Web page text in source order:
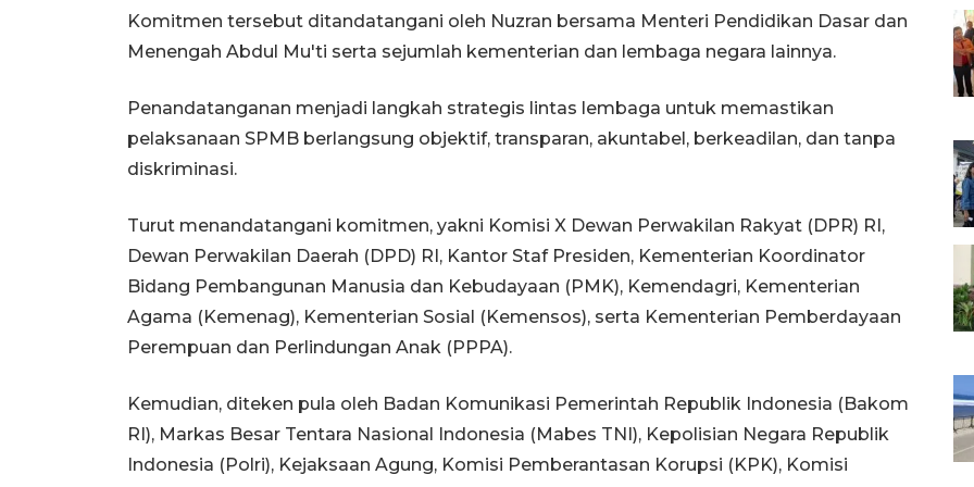
Komitmen tersebut ditandatangani oleh Nuzran bersama Menteri Pendidikan Dasar dan
Menengah Abdul Mu'ti serta sejumlah kementerian dan lembaga negara lainnya.
Penandatanganan menjadi langkah strategis lintas lembaga untuk memastikan
pelaksanaan SPMB berlangsung objektif, transparan, akuntabel, berkeadilan, dan tanpa
diskriminasi.
Turut menandatangani komitmen, yakni Komisi X Dewan Perwakilan Rakyat (DPR) RI,
Dewan Perwakilan Daerah (DPD) RI, Kantor Staf Presiden, Kementerian Koordinator
Bidang Pembangunan Manusia dan Kebudayaan (PMK), Kemendagri, Kementerian
Agama (Kemenag), Kementerian Sosial (Kemensos), serta Kementerian Pemberdayaan
Perempuan dan Perlindungan Anak (PPPA).
Kemudian, diteken pula oleh Badan Komunikasi Pemerintah Republik Indonesia (Bakom
RI), Markas Besar Tentara Nasional Indonesia (Mabes TNI), Kepolisian Negara Republik
Indonesia (Polri), Kejaksaan Agung, Komisi Pemberantasan Korupsi (KPK), Komisi